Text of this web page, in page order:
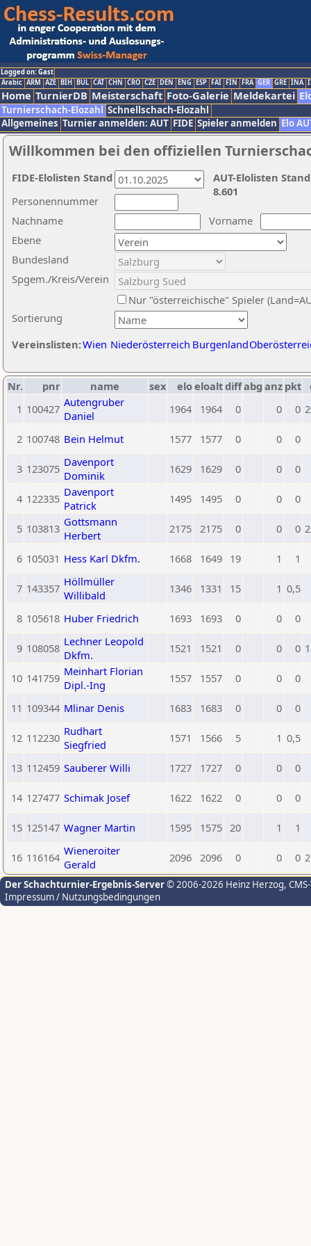
Logged on: Gast
Arabic ARM AZE BIH BUL CAT CHN CRO CZE DEN ENG ESP FAI FIN FRA GER GRE INA
Home TurnierDB Meisterschaft Foto-Galerie Meldekartei
Turnierschach-Elozahl Schnellschach-Elozahl
Allgemeines Turnier anmelden: AUT FIDE Spieler anmelden Elo
Willkommen bei den offiziellen
Nachname
Vorname
Ebene
Sortierung
Personennummer
Bundesland
Spgem./Kreis/Verein
Nur "österreichische" Spieler
Vereinslisten:Wien Niederösterreich Burgenland
AUT-Elolisten
8.601
FIDE-Elolisten Stand
Nr. pnr name sex eloeloaltdiffabg anz pkt
1 100427 Autengruber
Daniel
1964 1964 0 0 0
2 100748 Bein Helmut 1577 1577 0 0 0
3 123075 Davenport
Dominik
1629 1629 0 0 0
4 122335 Davenport
Patrick
1495 1495 0 0 0
5 103813 Gottsmann
Herbert
2175 2175 0 0 0
6 105031 Hess Karl Dkfm. 1668 1649 19 1 1
7 143357 Höllmüller
Willibald
1346 1331 15 1 0,5
8 105618 Huber Friedrich 1693 1693 0 0 0
9 108058 Lechner Leopold
Dkfm.
1521 1521 0 0 0
10 141759 Meinhart Florian
Dipl.-Ing
1557 1557 0 0 0
11 109344 Mlinar Denis 1683 1683 0 0 0
12 112230 Rudhart
Siegfried
1571 1566 5 1 0,5
13 112459 Sauberer Willi 1727 1727 0 0 0
14 127477 Schimak Josef 1622 1622 0 0 0
15 125147 Wagner Martin 1595 1575 20 1 1
16 116164 Wieneroiter
Gerald
2096 2096 0 0 0
Der Schachturnier-Ergebnis-Server© 2006-2026 Heinz Herzog,
Impressum / Nutzungsbedingungen